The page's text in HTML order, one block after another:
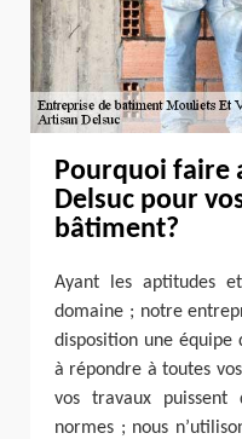
Pourquoi faire
Delsuc pour
bâtiment?
Ayant les aptitudes
domaine ; notre
disposition une équipe
à répondre à toutes
vos travaux
normes ; nous